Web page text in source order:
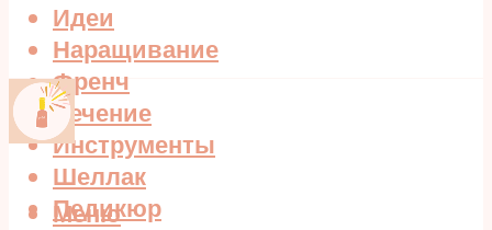
Идеи
Наращивание
Френч
Лечение
Инструменты
Шеллак
Педикюр
Меню